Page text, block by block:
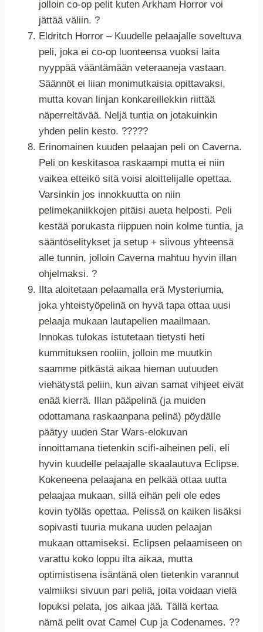
jolloin co-op pelit kuten Arkham Horror voi
jättää väliin. ?
Eldritch Horror – Kuudelle pelaajalle soveltuva
peli, joka ei co-op luonteensa vuoksi laita
nyyppää vääntämään veteraaneja vastaan.
Säännöt ei liian monimutkaisia opittavaksi,
mutta kovan linjan konkareillekkin riittää
näperreltävää. Neljä tuntia on jotakuinkin
yhden pelin kesto. ?????
Erinomainen kuuden pelaajan peli on Caverna.
Peli on keskitasoa raskaampi mutta ei niin
vaikea etteikö sitä voisi aloittelijalle opettaa.
Varsinkin jos innokkuutta on niin
pelimekaniikkojen pitäisi aueta helposti. Peli
kestää porukasta riippuen noin kolme tuntia, ja
sääntöselitykset ja setup + siivous yhteensä
alle tunnin, jolloin Caverna mahtuu hyvin illan
ohjelmaksi. ?
Ilta aloitetaan pelaamalla erä Mysteriumia,
joka yhteistyöpelinä on hyvä tapa ottaa uusi
pelaaja mukaan lautapelien maailmaan.
Innokas tulokas istutetaan tietysti heti
kummituksen rooliin, jolloin me muutkin
saamme pitkästä aikaa hieman uutuuden
viehätystä peliin, kun aivan samat vihjeet eivät
enää kierrä. Illan pääpelinä (ja muiden
odottamana raskaanpana pelinä) pöydälle
päätyy uuden Star Wars-elokuvan
innoittamana tietenkin scifi-aiheinen peli, eli
hyvin kuudelle pelaajalle skaalautuva Eclipse.
Kokeneena pelaajana en pelkää ottaa uutta
pelaajaa mukaan, sillä eihän peli ole edes
kovin työläs opettaa. Pelissä on kaiken lisäksi
sopivasti tuuria mukana uuden pelaajan
mukaan ottamiseksi. Eclipsen pelaamiseen on
varattu koko loppu ilta aikaa, mutta
optimistisena isäntänä olen tietenkin varannut
valmiiksi sivuun pari peliä, joita voidaan vielä
lopuksi pelata, jos aikaa jää. Tällä kertaa
nämä pelit ovat Camel Cup ja Codenames. ??